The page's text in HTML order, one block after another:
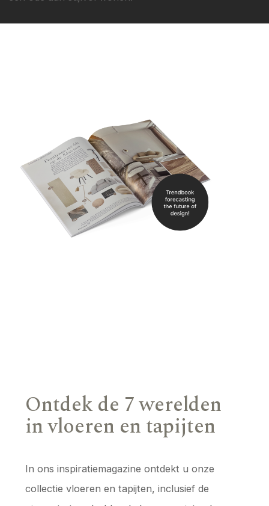
Ontdek de 7 werelden
in vloeren en tapijten
In ons inspiratiemagazine ontdekt u onze
collectie vloeren en tapijten, inclusief de